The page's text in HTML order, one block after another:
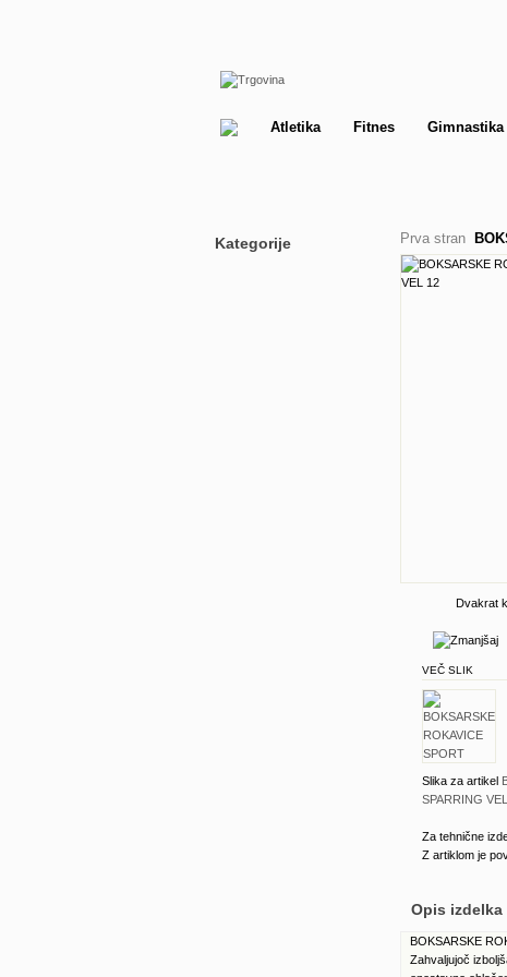
Atletika Fitnes Gimnastika
Kategorije Prva stran
Dvakrat
VEČ SLIK
Slika za artikel
SPARRING
Za tehnične
Z artiklom je
Opis izdelka
BOKSARSKE
Zahvaljujoč